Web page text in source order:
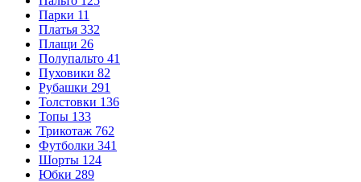
Парки 11
Платья 332
Плащи 26
Полупальто 41
Пуховики 82
Рубашки 291
Толстовки 136
Топы 133
Трикотаж 762
Футболки 341
Шорты 124
Юбки 289